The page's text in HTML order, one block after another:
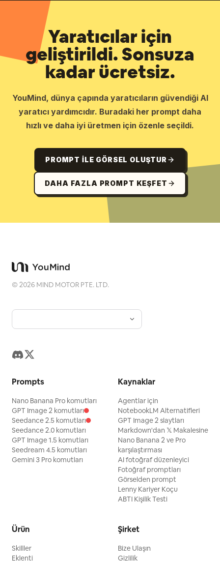
Yaratıcılar için
geliştirildi. Sonsuza
kadar ücretsiz.
YouMind, dünya çapında yaratıcıların güvendiği AI
yaratıcı yardımcıdır. Buradaki her prompt daha
hızlı ve daha iyi üretmen için özenle seçildi.
PROMPT ILE GÖRSEL OLUŞTUR
DAHA FAZLA PROMPT KEŞFET
©2026 MIND MOTOR PTE. LTD.
Prompts
Nano Banana Pro komutları
GPT Image 2 komutları
Seedance 2.5 komutları
Seedance 2.0 komutları
GPT Image 1.5 komutları
Seedream 4.5 komutları
Gemini 3 Pro komutları
Kaynaklar
Agentlar için
NotebookLM Alternatifleri
GPT Image 2 slaytları
Markdown'dan 𝕏 Makalesine
Nano Banana 2 ve Pro
karşılaştırması
AI fotoğraf düzenleyici
Fotoğraf promptları
Görselden prompt
Lenny Kariyer Koçu
ABTI Kişilik Testi
Ürün
Skilller
Eklenti
Şirket
Bize Ulaşın
Gizlilik